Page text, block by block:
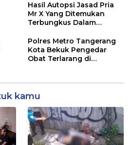
Hasil Autopsi Jasad Pria
Mr X Yang Ditemukan
Terbungkus Dalam
Kapolres: Korban
Meninggal Akibat
Kekerasan Benda Tumpul
Polres Metro Tangerang
Kota Bekuk Pengedar
Obat Terlarang di
Diamankan
kamu